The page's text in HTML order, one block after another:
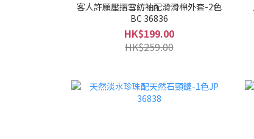
客人許願壓摺雪紡袖配滑滑棉外套-2色
BC 36836
HK$199.00
HK$259.00